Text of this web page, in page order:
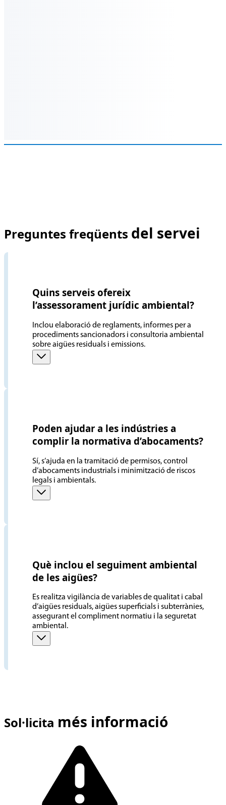
Preguntes freqüents del servei
Quins serveis ofereix
l’assessorament jurídic ambiental?
Inclou elaboració de reglaments, informes per a
procediments sancionadors i consultoria ambiental
sobre aigües residuals i emissions.
Poden ajudar a les indústries a
complir la normativa d’abocaments?
Sí, s’ajuda en la tramitació de permisos, control
d’abocaments industrials i minimització de riscos
legals i ambientals.
Què inclou el seguiment ambiental
de les aigües?
Es realitza vigilància de variables de qualitat i cabal
d’aigües residuals, aigües superficials i subterrànies,
assegurant el compliment normatiu i la seguretat
ambiental.
Sol·licita més informació